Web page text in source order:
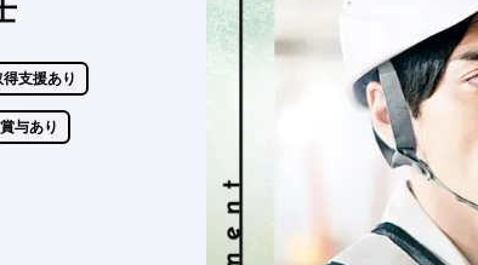
支援あり
賞与あり